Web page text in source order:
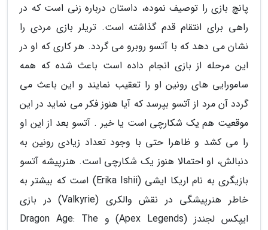
پانچ بازی را توصیف نموده، داستان درباره زنی است که در
راهی برای انتقام قدم گذاشته است. تریلر بازی مردی را
نشان می دهد که با آتسو روبرو می گردد. هر کاری که او در
این مرحله از بازی انجام داده است باعث شده که همه
سامورایی های رونین او را تعقیب نمایند و این باعث می
گردد آن مرد از آتسو بپرسد که آیا هنوز فکر می نماید در این
موقعیت هم یک شکارچی است یا خیر . آتسو بعد از این او
را می کشد و ظاهرا حتی با وجود تعداد زیادی رونین به
دنبالش، او احتمالا هنوز یک شکارچی است. هنرپیشه آتسو
بازیگری به نام اریکا ایشی (Erika Ishii) است که بیشتر به
خاطر هنرپیشگی در نقش والکری (Valkyrie) در بازی
ایپکس لجندز (Apex Legends) و Dragon Age: The